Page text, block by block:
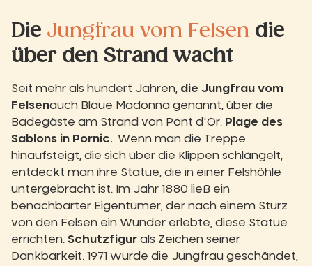
Die Jungfrau vom Felsen die
über den Strand wacht
Seit mehr als hundert Jahren, die Jungfrau vom
Felsenauch Blaue Madonna genannt, über die
Badegäste am Strand von Pont d'Or. Plage des
Sablons in Pornic.. Wenn man die Treppe
hinaufsteigt, die sich über die Klippen schlängelt,
entdeckt man ihre Statue, die in einer Felshöhle
untergebracht ist. Im Jahr 1880 ließ ein
benachbarter Eigentümer, der nach einem Sturz
von den Felsen ein Wunder erlebte, diese Statue
errichten. Schutzfigur als Zeichen seiner
Dankbarkeit. 1971 wurde die Jungfrau geschändet,